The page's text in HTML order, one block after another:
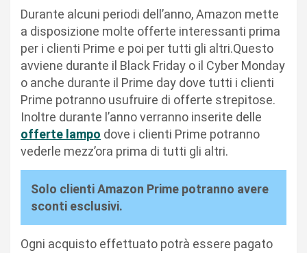
Durante alcuni periodi dell’anno, Amazon mette
a disposizione molte offerte interessanti prima
per i clienti Prime e poi per tutti gli altri.Questo
avviene durante il Black Friday o il Cyber Monday
o anche durante il Prime day dove tutti i clienti
Prime potranno usufruire di offerte strepitose.
Inoltre durante l’anno verranno inserite delle
offerte lampo dove i clienti Prime potranno
vederle mezz’ora prima di tutti gli altri.
Solo clienti Amazon Prime potranno avere
sconti esclusivi.
Ogni acquisto effettuato potrà essere pagato